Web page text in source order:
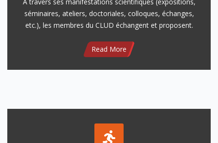
séminaires, ateliers, doctoriales, colloques, échanges,
etc.), les membres du CLUD échangent et proposent.
Read More